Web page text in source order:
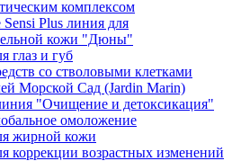
комплексом
Plus линия для
кожи "Дюны"
глаз и губ
со стволовыми клетками
Морской Сад (Jardin Marin)
"Очищение и детоксикация"
омоложение
жирной кожи
коррекции возрастных изменений